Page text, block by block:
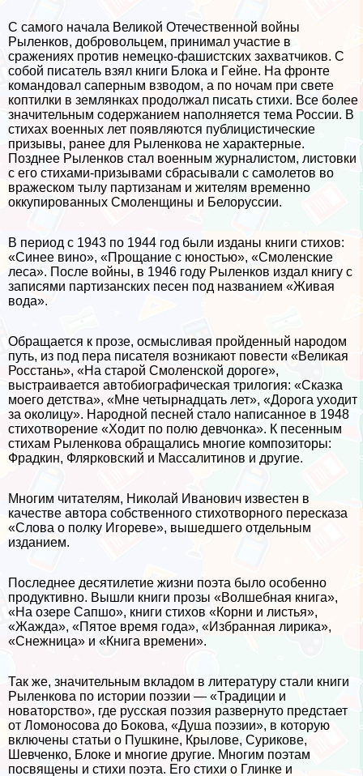
С самого начала Великой Отечественной войны
Рыленков, добровольцем, принимал участие в
сражениях против немецко-фашистских захватчиков. С
собой писатель взял книги Блока и Гeйне. На фронте
комaндовал саперным взводом, а по ночам при свете
коптилки в землянках продолжал писать стихи. Все более
значительным содержанием наполняется тема России. В
стихах военных лет появляются публицистические
призывы, ранее для Рыленкова не хаpaктерные.
Позднее Рыленков стал военным журналистом, листовки
с его стихами-призывами сбрасывали с самолетов во
вражеском тылу партизанам и жителям временно
оккупированных Смоленщины и Белоруссии.
В период с 1943 по 1944 год были изданы книги стихов:
«Синее вино», «Прощание с юностью», «Смоленские
леса». После войны, в 1946 году Рыленков издал книгу с
записями партизанских песен под названием «Живая
вода».
Обращается к прозе, осмысливая пройденный народом
путь, из под пера писателя возникают повести «Великая
Росстань», «На старой Смоленской дороге»,
выстраивается автобиографическая трилогия: «Сказка
моего детства», «Мне четырнадцать лет», «Дорога уходит
за околицу». Народной песней стало написанное в 1948
стихотворение «Ходит по полю девчонка». К песенным
стихам Рыленкова обращались многие композиторы:
Фрадкин, Флярковский и Массалитинов и другие.
Многим читателям, Николай Иванович известен в
качестве автора собственного стихотворного пересказа
«Слова о полку Игореве», вышедшего отдельным
изданием.
Последнее десятилетие жизни поэта было особенно
продуктивно. Вышли книги прозы «Волшебная книга»,
«На озере Сапшо», книги стихов «Корни и листья»,
«Жажда», «Пятое время года», «Избранная лирика»,
«Снежница» и «Книга времени».
Так же, значительным вкладом в литературу стали книги
Рыленкова по истории поэзии — «Традиции и
новаторство», где русская поэзия развернуто предстает
от Ломоносова до Бокова, «Душа поэзии», в которую
включены статьи о Пушкине, Крылове, Сурикове,
Шевченко, Блоке и многие другие. Многим поэтам
посвящены и стихи поэта. Его стихи о Глинке и